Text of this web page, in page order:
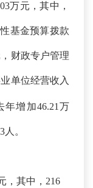
万元，其中，
基金预算拨款
财政专户管理
单位经营收入
年增加46.21万
3人 。
，其中，216